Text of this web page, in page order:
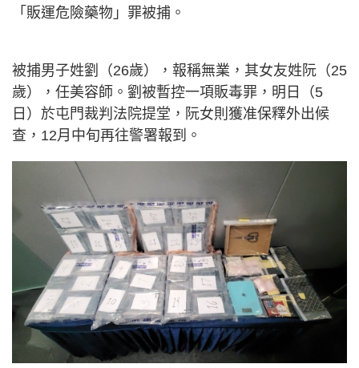
「販運危險藥物」罪被捕。
被捕男子姓劉（26歲），報稱無業，其女友姓阮（25
歲），任美容師。劉被暫控一項販毒罪，明日（5
日）於屯門裁判法院提堂，阮女則獲准保釋外出候
查，12月中旬再往警署報到。